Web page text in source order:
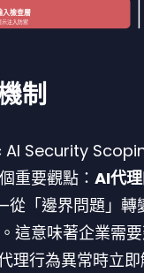
入檢查層
示注入防禦
制
AI Security
重要觀點： AI代
「邊界問題」轉
這意味著企業需
理行為異常時立